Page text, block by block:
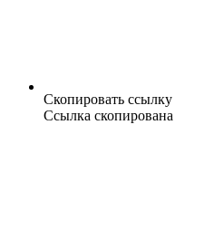
Скопировать ссылку
Ссылка скопирована